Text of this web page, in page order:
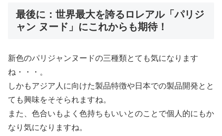
最後に：世界最大を誇るロレアル「パリジ
ャン ヌード」にこれからも期待！
新色のパリジャンヌードの三種類とても気になります
ね・・・。
しかもアジア人に向けた製品特徴や日本での製品開発とと
ても興味をそそられますね。
また、色合いもよく色持ちもいいとのことで個人的にもか
なり気になりますね。